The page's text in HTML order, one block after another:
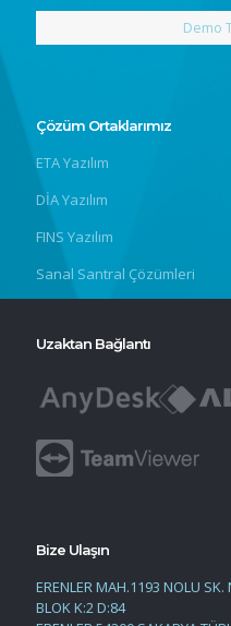
Demo
Çözüm Ortaklarımız
ETA Yazılım
DİA Yazılım
FINS Yazılım
Sanal Santral Çözümleri
Uzaktan Bağlantı
Bize Ulaşın
ERENLER MAH.1193 NOLU
BLOK K:2 D:84